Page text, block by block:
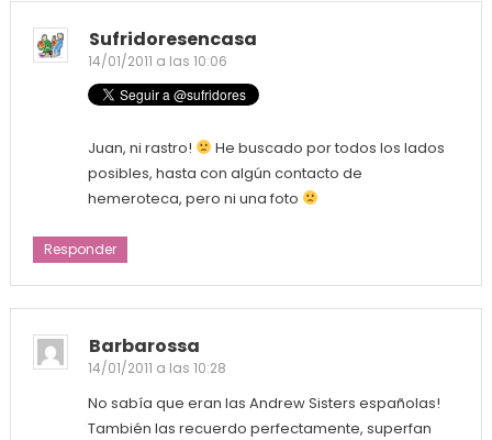
Sufridoresencasa
14/01/2011 a las 10:06
Juan, ni rastro!
He buscado por todos los lados
posibles, hasta con algún contacto de
hemeroteca, pero ni una foto
Responder
Barbarossa
14/01/2011 a las 10:28
No sabía que eran las Andrew Sisters españolas!
También las recuerdo perfectamente, superfan